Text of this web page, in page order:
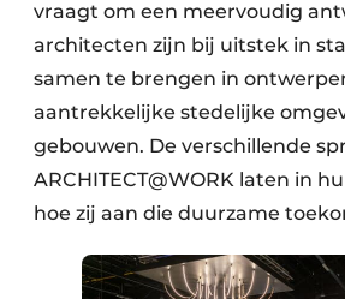
vraagt om een meervoudig
architecten zijn bij uitstek in
samen te brengen in
aantrekkelijke stedelijke
gebouwen. De verschillende
ARCHITECT@WORK laten in
hoe zij aan die duurzame